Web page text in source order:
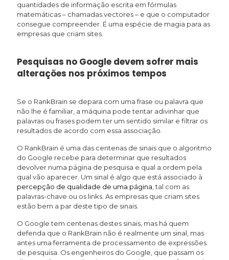
quantidades de informação escrita em fórmulas
matemáticas – chamadas vectores – e que o computador
consegue compreender. É uma espécie de magia para as
empresas que criam sites.
Pesquisas no Google devem sofrer mais
alterações nos próximos tempos
Se o RankBrain se depara com uma frase ou palavra que
não lhe é familiar, a máquina pode tentar adivinhar que
palavras ou frases podem ter um sentido similar e filtrar os
resultados de acordo com essa associação.
O RankBrain é uma das centenas de sinais que o algoritmo
do Google recebe para determinar que resultados
devolver numa página de pesquisa e qual a ordem pela
qual vão aparecer. Um sinal é algo que está associado à
percepção de qualidade de uma página , tal com as
palavras-chave ou os links. As empresas que criam sites
estão bem a par deste tipo de sinais.
O Google tem centenas destes sinais, mas há quem
defenda que o RankBrain não é realmente um sinal, mas
antes uma ferramenta de processamento de expressões
de pesquisa. Os engenheiros do Google, que passam os